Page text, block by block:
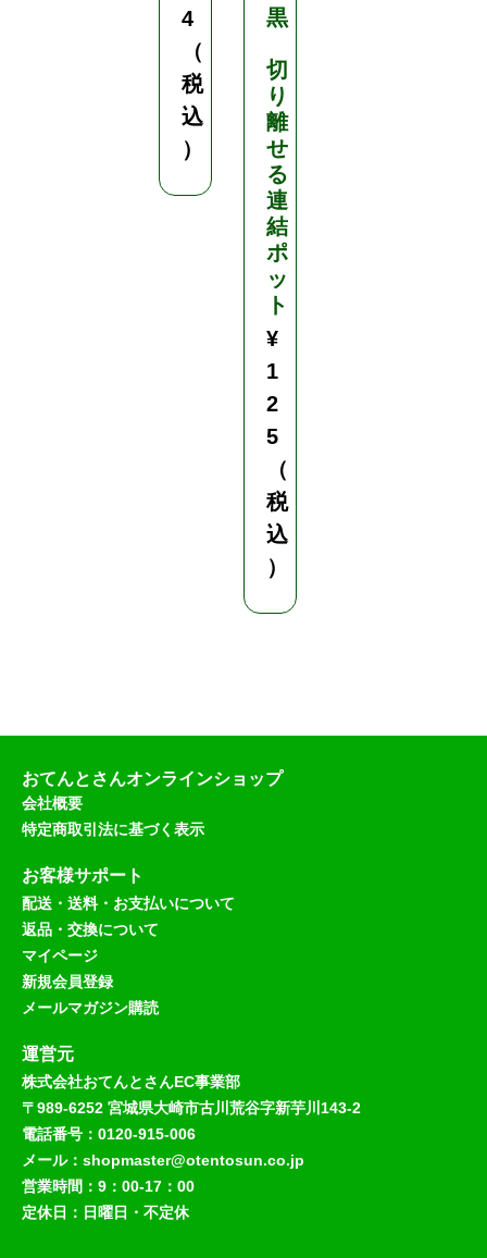
4
（
税
込
）
黒
切
り
離
せ
る
連
結
ポ
ッ
ト
¥
1
2
5
（
税
込
）
おてんとさんオンラインショップ
会社概要
特定商取引法に基づく表示
お客様サポート
配送・送料・お支払いについて
返品・交換について
マイページ
新規会員登録
メールマガジン購読
運営元
株式会社おてんとさんEC事業部
〒989-6252 宮城県大崎市古川荒谷字新芋川143-2
電話番号：0120-915-006
メール：shopmaster@otentosun.co.jp
営業時間：9：00-17：00
定休日：日曜日・不定休